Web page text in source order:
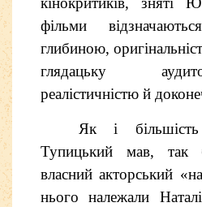
фільми
глибиною,
глядацьку
реалістичністю й
Як і
Тупицький мав, так
власний акторський
нього належали